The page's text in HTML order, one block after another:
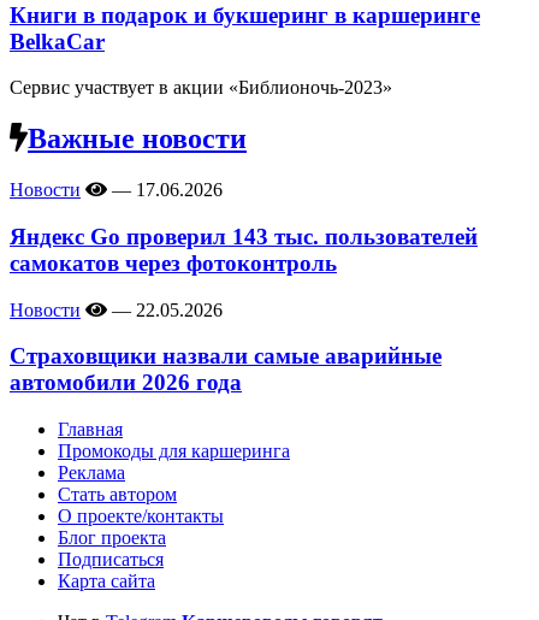
Книги в подарок и букшеринг в каршеринге
BelkaCar
Сервис участвует в акции «Библионочь-2023»
Важные новости
Новости — 17.06.2026
Яндекс Go проверил 143 тыс. пользователей
самокатов через фотоконтроль
Новости — 22.05.2026
Страховщики назвали самые аварийные
автомобили 2026 года
Главная
Промокоды для каршеринга
Реклама
Стать автором
О проекте/контакты
Блог проекта
Подписаться
Карта сайта